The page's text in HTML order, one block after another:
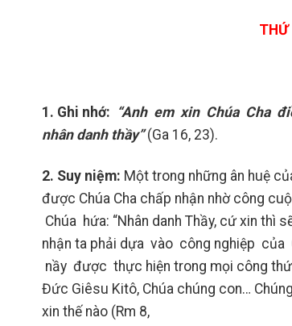
TH Ứ
1 . Ghi nhớ: “Anh em xin Chúa Cha
nhân danh thầy”(Ga 16, 23).
2. Suy niệm: Một trong những ân huệ
được Chúa Cha chấp nhận nhờ công
Chúa hứa: “Nhân danh Thầy, cứ xin
nhận ta phải dựa vào công nghiệp
nầy được thực hiện trong mọi công
Đức Giêsu Kitô, Chúa chúng con…
xin thế nào (Rm 8,